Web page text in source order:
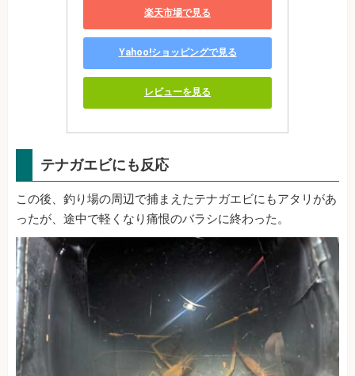
楽天市場で見る
Yahoo!ショッピングで見る
レビューを見る
テナガエビにも反応
この後、釣り場の周辺で捕まえたテナガエビにもアタリがあ
ったが、途中で軽くなり痛恨のバラシに終わった。